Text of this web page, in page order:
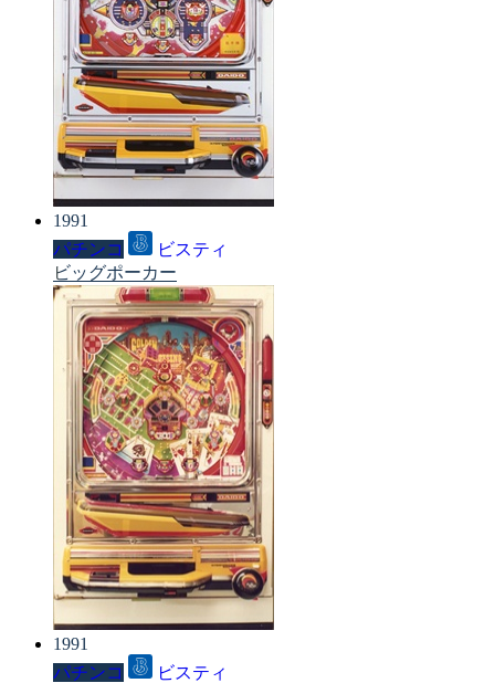
1991
パチンコ
ビスティ
ビッグポーカー
1991
パチンコ
ビスティ